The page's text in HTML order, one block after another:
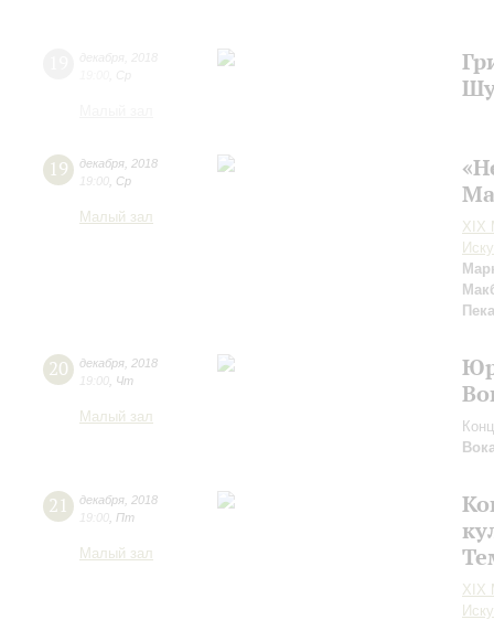
19 декабря 2018
19:00 Ср
Малый зал
XIX
20 декабря 2018
19:00 Чт
Малый зал
21 декабря 2018
19:00 Пт
Малый зал
XIX